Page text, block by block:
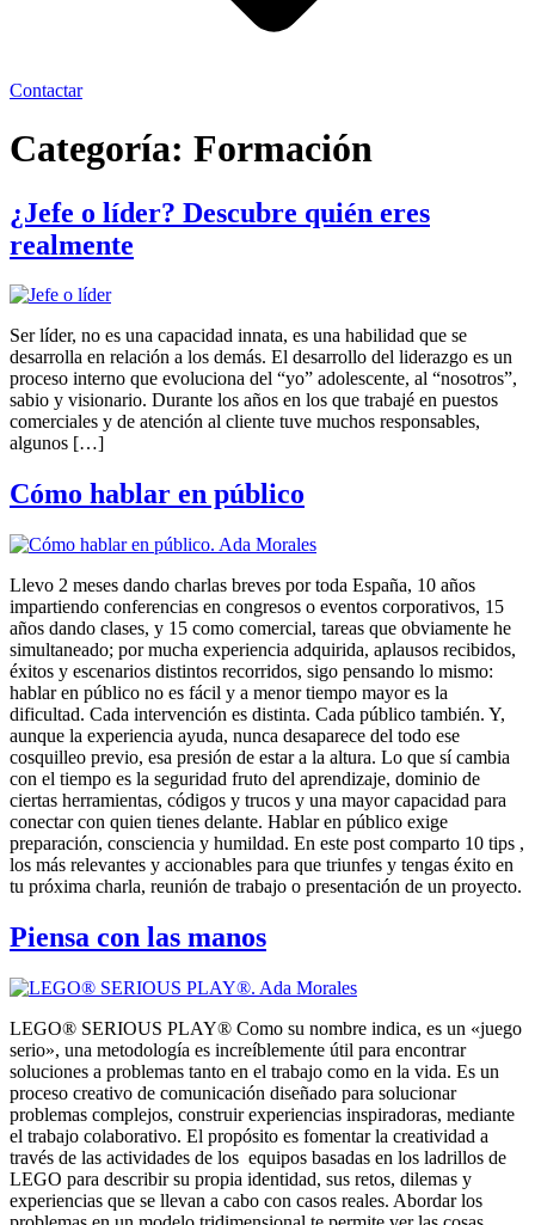
Contactar
Categoría: Formación
¿Jefe o líder? Descubre quién eres
realmente
Ser líder, no es una capacidad innata, es una habilidad que se
desarrolla en relación a los demás. El desarrollo del liderazgo es un
proceso interno que evoluciona del “yo” adolescente, al “nosotros”,
sabio y visionario. Durante los años en los que trabajé en puestos
comerciales y de atención al cliente tuve muchos responsables,
algunos […]
Cómo hablar en público
Llevo 2 meses dando charlas breves por toda España, 10 años
impartiendo conferencias en congresos o eventos corporativos, 15
años dando clases, y 15 como comercial, tareas que obviamente he
simultaneado; por mucha experiencia adquirida, aplausos recibidos,
éxitos y escenarios distintos recorridos, sigo pensando lo mismo:
hablar en público no es fácil y a menor tiempo mayor es la
dificultad. Cada intervención es distinta. Cada público también. Y,
aunque la experiencia ayuda, nunca desaparece del todo ese
cosquilleo previo, esa presión de estar a la altura. Lo que sí cambia
con el tiempo es la seguridad fruto del aprendizaje, dominio de
ciertas herramientas, códigos y trucos y una mayor capacidad para
conectar con quien tienes delante. Hablar en público exige
preparación, consciencia y humildad. En este post comparto 10 tips ,
los más relevantes y accionables para que triunfes y tengas éxito en
tu próxima charla, reunión de trabajo o presentación de un proyecto.
Piensa con las manos
LEGO® SERIOUS PLAY® Como su nombre indica, es un «juego
serio», una metodología es increíblemente útil para encontrar
soluciones a problemas tanto en el trabajo como en la vida. Es un
proceso creativo de comunicación diseñado para solucionar
problemas complejos, construir experiencias inspiradoras, mediante
el trabajo colaborativo. El propósito es fomentar la creatividad a
través de las actividades de los equipos basadas en los ladrillos de
LEGO para describir su propia identidad, sus retos, dilemas y
experiencias que se llevan a cabo con casos reales. Abordar los